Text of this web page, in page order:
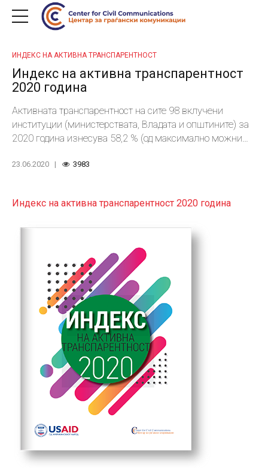
ИНДЕКС НА АКТИВНА ТРАНСПАРЕНТНОСТ
Индекс на активна транспарентност
2020 година
Активната транспарентност на сите 98 вклучени
институции (министерствата, Владата и општините) за
2020 година изнесува 58,2 % (од максимално можни
’просечна‘ активна транспарентност.
23.06.2020 3983
Индекс на активна транспарентност 2020 година